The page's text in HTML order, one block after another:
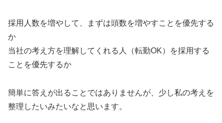
採用人数を増やして、まずは頭数を増やすことを優先する
か
当社の考え方を理解してくれる人（転勤OK）を採用する
ことを優先するか
簡単に答えが出ることではありませんが、少し私の考えを
整理したいみたいなと思います。